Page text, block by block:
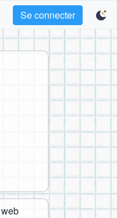
Se connecter